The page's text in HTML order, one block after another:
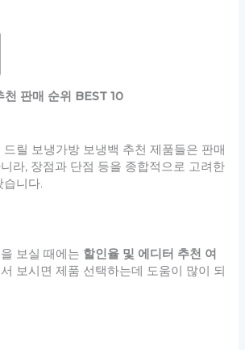
천 판매 순위 BEST 10
드릴 보냉가방 보냉백 추천 제품들은 판매
라, 장점과 단점 등을 종합적으로 고려한
습니다.
보실 때에는 할인율 및 에디터 추천 여
보시면 제품 선택하는데 도움이 많이 되